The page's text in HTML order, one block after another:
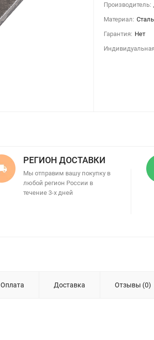
Производитель:
Материал: Сталь
Гарантия: Нет
РЕГИОН ДОСТАВКИ
Мы отправим вашу покупку в
любой регион России в
течение 3-х дней
Оплата Доставка Отзывы (0)